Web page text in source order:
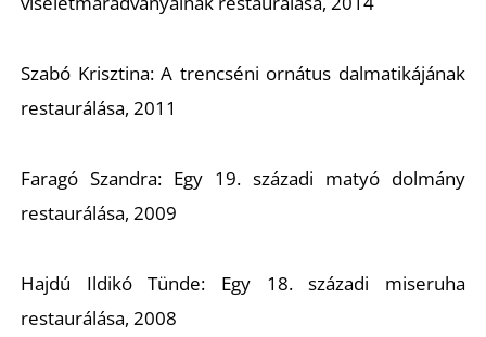
Szabó Krisztina: A trencséni ornátus dalmatikájának
restaurálása, 2011
Faragó Szandra: Egy 19. századi matyó dolmány
restaurálása, 2009
Hajdú Ildikó Tünde: Egy 18. századi miseruha
restaurálása, 2008